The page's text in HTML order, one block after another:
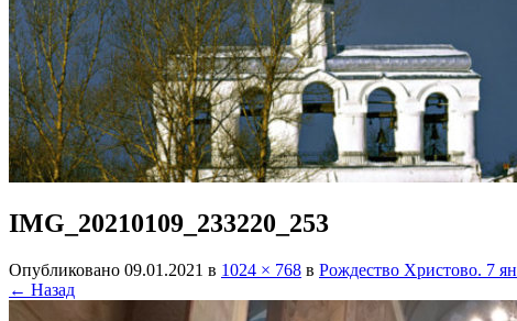
IMG_20210109_233220_253
Опубликовано 09.01.2021 в 1024 × 768 в Рождество Христово. 7
← Назад